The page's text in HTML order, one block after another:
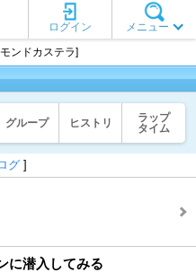
メニュー
ログイン
ンドカステラ]
グループ ヒストリ
ラップ
タイム
グ ]
に潜入してみる